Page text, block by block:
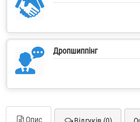
Дропшиппінг
Опис